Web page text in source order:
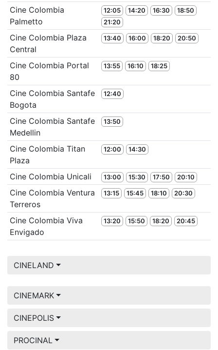
Cine Colombia
Palmetto
12:05 14:20 16:30
18:50
21:20
Cine Colombia Plaza
Central
13:40 16:00 18:20 20:50
Cine Colombia Portal
80
13:55 16:10 18:25
Cine Colombia Santafe
Bogota
12:40
Cine Colombia Santafe
Medellin
13:50
Cine Colombia Titan
Plaza
12:00 14:30
Cine Colombia Unicali 13:00 15:30 17:50 20:10
Cine Colombia Ventura
Terreros
13:15 15:45 18:10 20:30
Cine Colombia Viva
Envigado
13:20 15:50 18:20 20:45
CINELAND
CINEMARK
CINEPOLIS
PROCINAL